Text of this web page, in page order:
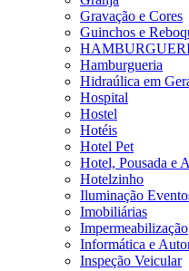
Gravação e Cores
Guinchos e
Hamburgueria
Hidraúlica em
Hospital
Hostel
Hotéis
Hotel Pet
Hotel, Pousada e
Hotelzinho
Iluminação
Imobiliárias
Impermeabilização
Informática e
Inspeção Veicular